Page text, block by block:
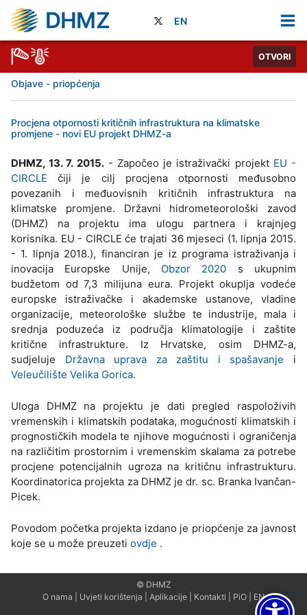
DHMZ EN
OTVORI
Objave - priopćenja
Procjena otpornosti kritičnih infrastruktura na klimatske
promjene - novi EU projekt DHMZ-a
DHMZ, 13. 7. 2015.- Započeo je istraživački projekt EU -
CIRCLE čiji je cilj procjena otpornosti međusobno
povezanih i međuovisnih kritičnih infrastruktura na
klimatske promjene. Državni hidrometeorološki zavod
(DHMZ) na projektu ima ulogu partnera i krajnjeg
korisnika. EU - CIRCLE će trajati 36 mjeseci (1. lipnja 2015.
- 1. lipnja 2018.), financiran je iz programa istraživanja i
inovacija Europske Unije, Obzor 2020 s ukupnim
budžetom od 7,3 milijuna eura. Projekt okuplja vodeće
europske istraživačke i akademske ustanove, vladine
organizacije, meteorološke službe te industrije, mala i
srednja poduzeća iz područja klimatologije i zaštite
kritične infrastrukture. Iz Hrvatske, osim DHMZ-a,
sudjeluje Državna uprava za zaštitu i spašavanje i
Veleučilište Velika Gorica.
Uloga DHMZ na projektu je dati pregled raspoloživih
vremenskih i klimatskih podataka, mogućnosti klimatskih i
prognostičkih modela te njihove mogućnosti i ograničenja
na različitim prostornim i vremenskim skalama za potrebe
procjene potencijalnih ugroza na kritičnu infrastrukturu.
Koordinatorica projekta za DHMZ je dr. sc. Branka Ivančan-
Picek.
Povodom početka projekta izdano je priopćenje za javnost
koje se u može preuzeti ovdje .
© DHMZ
O nama
Uvjeti korištenja Aplikacije Kontakti PiO EN